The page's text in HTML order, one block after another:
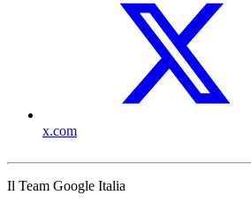
x.com
Il Team Google Italia